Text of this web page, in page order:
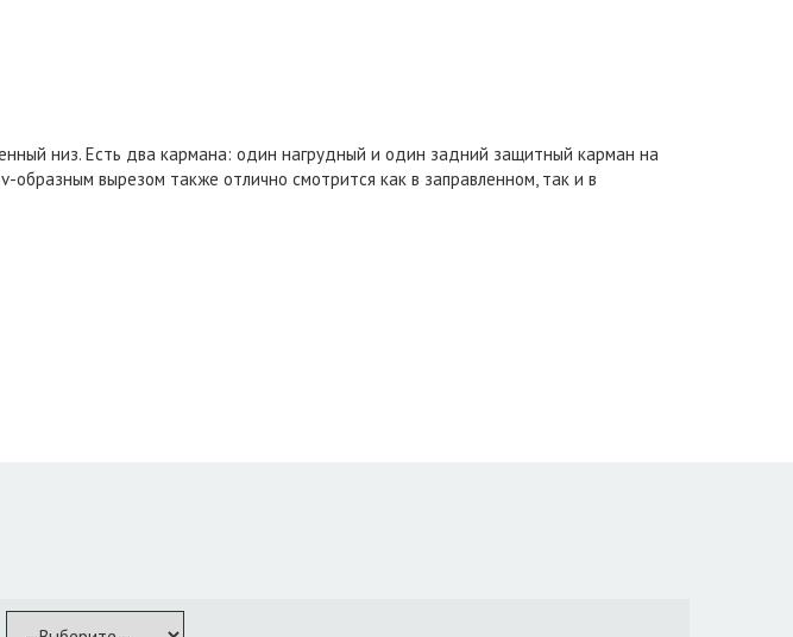
низ. Есть два кармана: один нагрудный и один задний защитный карман на
вырезом также отлично смотрится как в заправленном, так и в